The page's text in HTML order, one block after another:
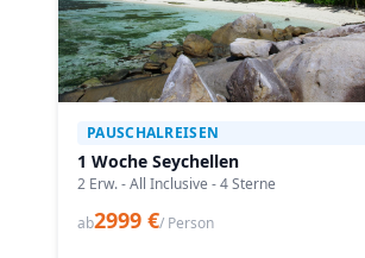
PAUSCHALREISEN
1 Woche Seychellen
2 Erw. - All Inclusive - 4 Sterne
ab2999 €/ Person